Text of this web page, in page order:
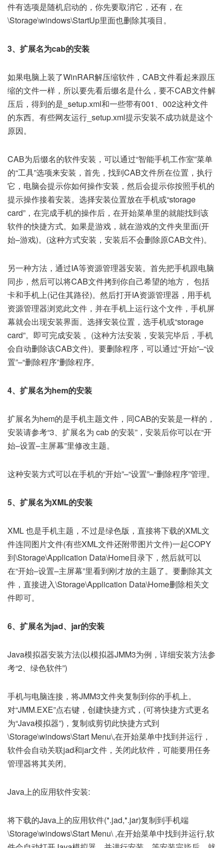
件有选项是随机启动的，你先要取消它，还有，在
\Storage\windows\StartUp里面也删除其项目。
3、扩展名为cab的安装
如果电脑上装了WinRAR解压缩软件，CAB文件看起来跟压
缩的文件一样，所以要先看后缀名是什么，要不CAB文件解
压后，得到的是_setup.xml和一些带有001、002这种文件
的东西。有些网友运行_setup.xml提示安装不成功就是这个
原因。
CAB为后缀名的软件安装，可以通过“智能手机工作室”菜单
的“工具”选项来安装，首先，找到CAB文件所在位置，执行
它，电脑会提示你如何操作安装，然后会提示你按照手机的
提示操作接着安装。选择安装位置放在手机或“storage
card”，在完成手机的操作后，在开始菜单里的就能找到该
软件的快捷方式。如果是游戏，就在游戏的文件夹里面(开
始–游戏)。(这种方式安装，安装后不会删除原CAB文件)。
另一种方法，通过IA等资源管理器安装。首先把手机跟电脑
同步，然后可以将CAB文件拷到你自己希望的地方， 包括
卡和手机上(记住其路径)。然后打开IA资源管理器，用手机
资源管理器浏览此文件，并在手机上运行这个文件，手机屏
幕就会出现安装界面。选择安装位置，选手机或“storage
card”。即可完成安装 。(这种方法安装，安装完毕后，手机
会自动删除该CAB文件)。要删除程序，可以通过“开始”–“设
置”–“删除程序”删除程序。
4、扩展名为hem的安装
扩展名为hem的是手机主题文件，同CAB的安装是一样的，
安装请参考“3、扩展名为 cab 的安装”，安装后你可以在“开
始–设置–主屏幕”里修改主题。
这种安装方式可以在手机的“开始”–“设置”–“删除程序”管理。
5、扩展名为XML的安装
XML 也是手机主题，不过是绿色版，直接将下载的XML文
件连同图片文件(有些XML文件还附带图片文件)一起COPY
到\Storage\Application Data\Home目录下，然后就可以
在“开始–设置–主屏幕”里看到刚才放的主题了。要删除其文
件，直接进入\Storage\Application Data\Home删除相关文
件即可。
6、扩展名为jad、jar的安装
Java模拟器安装方法(以模拟器JMM3为例，详细安装方法参
考“2、绿色软件”)
手机与电脑连接，将JMM3文件夹复制到你的手机上。
对“JMM.EXE”点右键，创建快捷方式，(可将快捷方式更名
为“Java模拟器”)，复制或剪切此快捷方式到
\Storage\windows\Start Menu\,在开始菜单中找到并运行，
软件会自动关联jad和jar文件，关闭此软件，可能要用任务
管理器将其关闭。
Java上的应用软件安装:
将下载的Java上的应用软件(*.jad,*.jar)复制到手机端
\Storage\windows\Start Menu\ ,在开始菜单中找到并运行,软